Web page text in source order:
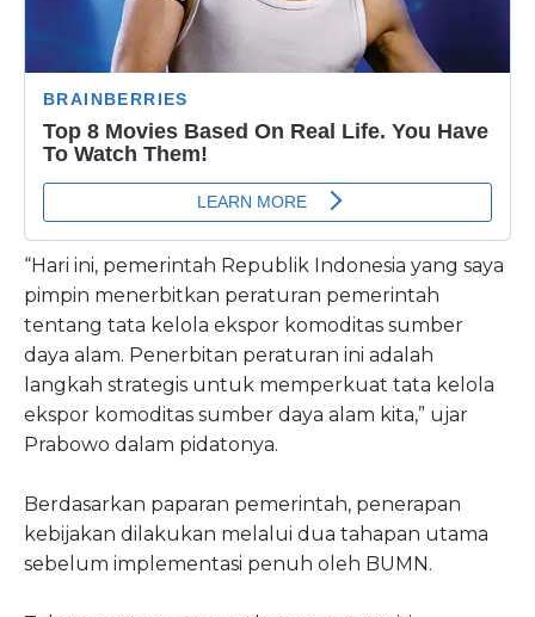
“Hari ini, pemerintah Republik Indonesia yang saya
pimpin menerbitkan peraturan pemerintah
tentang tata kelola ekspor komoditas sumber
daya alam. Penerbitan peraturan ini adalah
langkah strategis untuk memperkuat tata kelola
ekspor komoditas sumber daya alam kita,” ujar
Prabowo dalam pidatonya.
Berdasarkan paparan pemerintah, penerapan
kebijakan dilakukan melalui dua tahapan utama
sebelum implementasi penuh oleh BUMN.